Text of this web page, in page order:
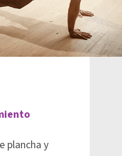
plancha y